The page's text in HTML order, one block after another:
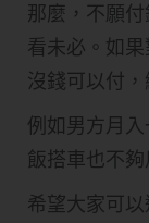
那麼，不願
看未必。如
沒錢可以付，
例如男方月
飯搭車也不
希望大家可